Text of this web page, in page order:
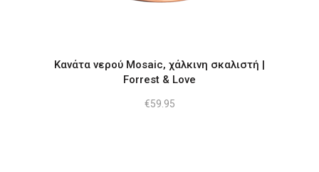
Κανάτα νερού Mosaic, χάλκινη σκαλιστή |
Forrest & Love
€59.95